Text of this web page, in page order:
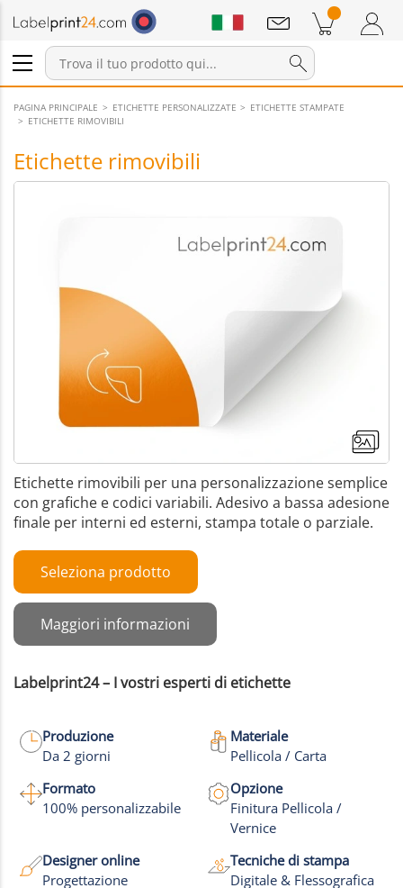
Accedi / Registrati
Prodotti nel carrello
Annunci
PAGINA PRINCIPALE ETICHETTE PERSONALIZZATE
ETICHETTE STAMPATE
ETICHETTE RIMOVIBILI
Etichette rimovibili
Etichette rimovibili per una personalizzazione semplice
con grafiche e codici variabili. Adesivo a bassa adesione
finale per interni ed esterni, stampa totale o parziale.
Seleziona prodotto
Maggiori informazioni
Labelprint24 – I vostri esperti di etichette
Produzione
Da 2 giorni
Materiale
Pellicola / Carta
Formato
100% personalizzabile
Opzione
Finitura Pellicola /
Vernice
Designer online
Progettazione
Tecniche di stampa
Digitale & Flessografica